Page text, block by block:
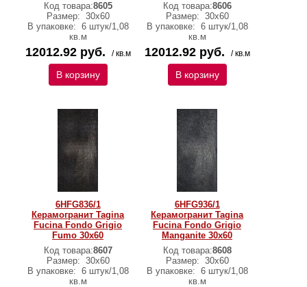
Код товара:8605
Размер: 30x60
В упаковке: 6 штук/1,08
кв.м
12012.92 руб. / кв.м
В корзину
Код товара:8606
Размер: 30x60
В упаковке: 6 штук/1,08
кв.м
12012.92 руб. / кв.м
В корзину
6HFG836/1
Керамогранит Tagina
Fucina Fondo Grigio
Fumo 30x60
Код товара:8607
Размер: 30x60
В упаковке: 6 штук/1,08
кв.м
6HFG936/1
Керамогранит Tagina
Fucina Fondo Grigio
Manganite 30x60
Код товара:8608
Размер: 30x60
В упаковке: 6 штук/1,08
кв.м